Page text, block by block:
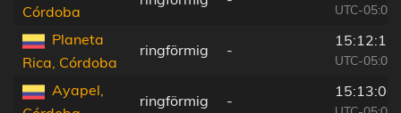
Córdoba
UTC-05:00
Planeta
Rica, Córdoba
ringförmig -
15:12:12
UTC-05:00
Ayapel,
ringförmig -
15:13:00